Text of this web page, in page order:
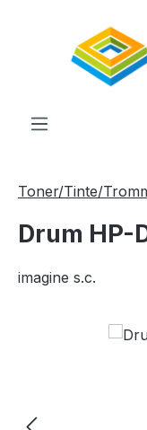
Toner/Tinte/
Drum HP-
imagine s.c.
Bildergalerie